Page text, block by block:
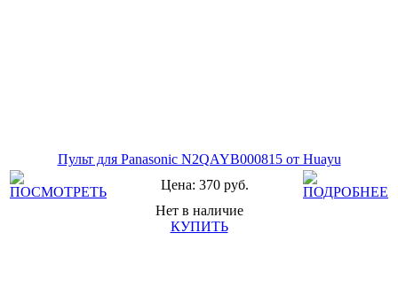
Пульт для Panasonic N2QAYB000815 от Huayu
Цена: 370 руб.
Нет в наличие
КУПИТЬ